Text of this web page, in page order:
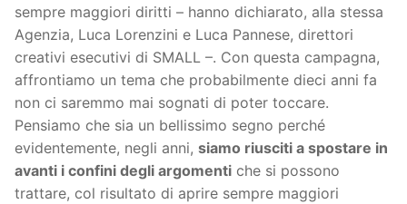
sempre maggiori diritti – hanno dichiarato, alla stessa
Agenzia, Luca Lorenzini e Luca Pannese, direttori
creativi esecutivi di SMALL –. Con questa campagna,
affrontiamo un tema che probabilmente dieci anni fa
non ci saremmo mai sognati di poter toccare.
Pensiamo che sia un bellissimo segno perché
evidentemente, negli anni, siamo riusciti a spostare in
avanti i confini degli argomenti che si possono
trattare, col risultato di aprire sempre maggiori